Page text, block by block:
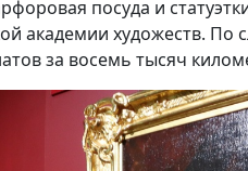
посуда и
академии художеств. По
за восемь тысяч